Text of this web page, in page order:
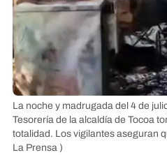
La noche y madrugada del 4 de
Tesorería de la alcaldía de Tocoa
totalidad. Los vigilantes aseguran
La Prensa )